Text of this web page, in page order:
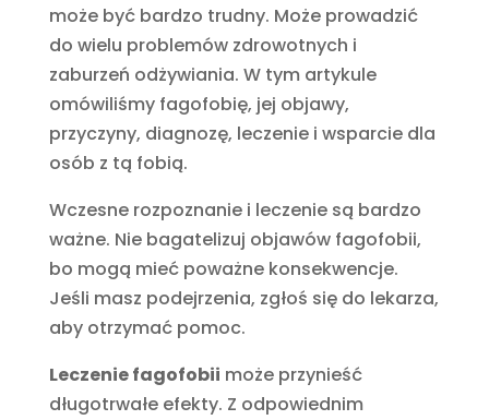
może być bardzo trudny. Może prowadzić
do wielu problemów zdrowotnych i
zaburzeń odżywiania. W tym artykule
omówiliśmy fagofobię, jej objawy,
przyczyny, diagnozę, leczenie i wsparcie dla
osób z tą fobią.
Wczesne rozpoznanie i leczenie są bardzo
ważne. Nie bagatelizuj objawów fagofobii,
bo mogą mieć poważne konsekwencje.
Jeśli masz podejrzenia, zgłoś się do lekarza,
aby otrzymać pomoc.
Leczenie fagofobii może przynieść
długotrwałe efekty. Z odpowiednim